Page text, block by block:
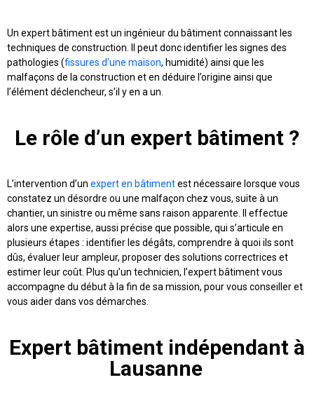
Un expert bâtiment est un ingénieur du bâtiment connaissant les
techniques de construction. Il peut donc identifier les signes des
pathologies (fissures d’une maison, humidité) ainsi que les
malfaçons de la construction et en déduire l’origine ainsi que
l’élément déclencheur, s’il y en a un.
Le rôle d’un expert bâtiment ?
L’intervention d’un expert en bâtimentest nécessaire lorsque vous
constatez un désordre ou une malfaçon chez vous, suite à un
chantier, un sinistre ou même sans raison apparente. Il effectue
alors une expertise, aussi précise que possible, qui s’articule en
plusieurs étapes : identifier les dégâts, comprendre à quoi ils sont
dûs, évaluer leur ampleur, proposer des solutions correctrices et
estimer leur coût. Plus qu’un technicien, l’expert bâtiment vous
accompagne du début à la fin de sa mission, pour vous conseiller et
vous aider dans vos démarches.
Expert bâtiment indépendant à
Lausanne